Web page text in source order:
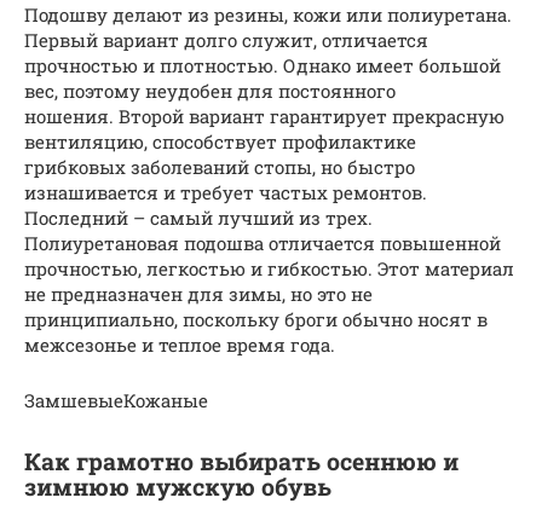
Подошву делают из резины, кожи или полиуретана.
Первый вариант долго служит, отличается
прочностью и плотностью. Однако имеет большой
вес, поэтому неудобен для постоянного
ношения. Второй вариант гарантирует прекрасную
вентиляцию, способствует профилактике
грибковых заболеваний стопы, но быстро
изнашивается и требует частых ремонтов.
Последний – самый лучший из трех.
Полиуретановая подошва отличается повышенной
прочностью, легкостью и гибкостью. Этот материал
не предназначен для зимы, но это не
принципиально, поскольку броги обычно носят в
межсезонье и теплое время года.
ЗамшевыеКожаные
Как грамотно выбирать осеннюю и
зимнюю мужскую обувь